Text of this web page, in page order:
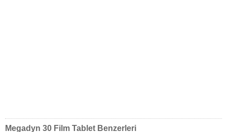
Megadyn 30 Film Tablet Benzerleri